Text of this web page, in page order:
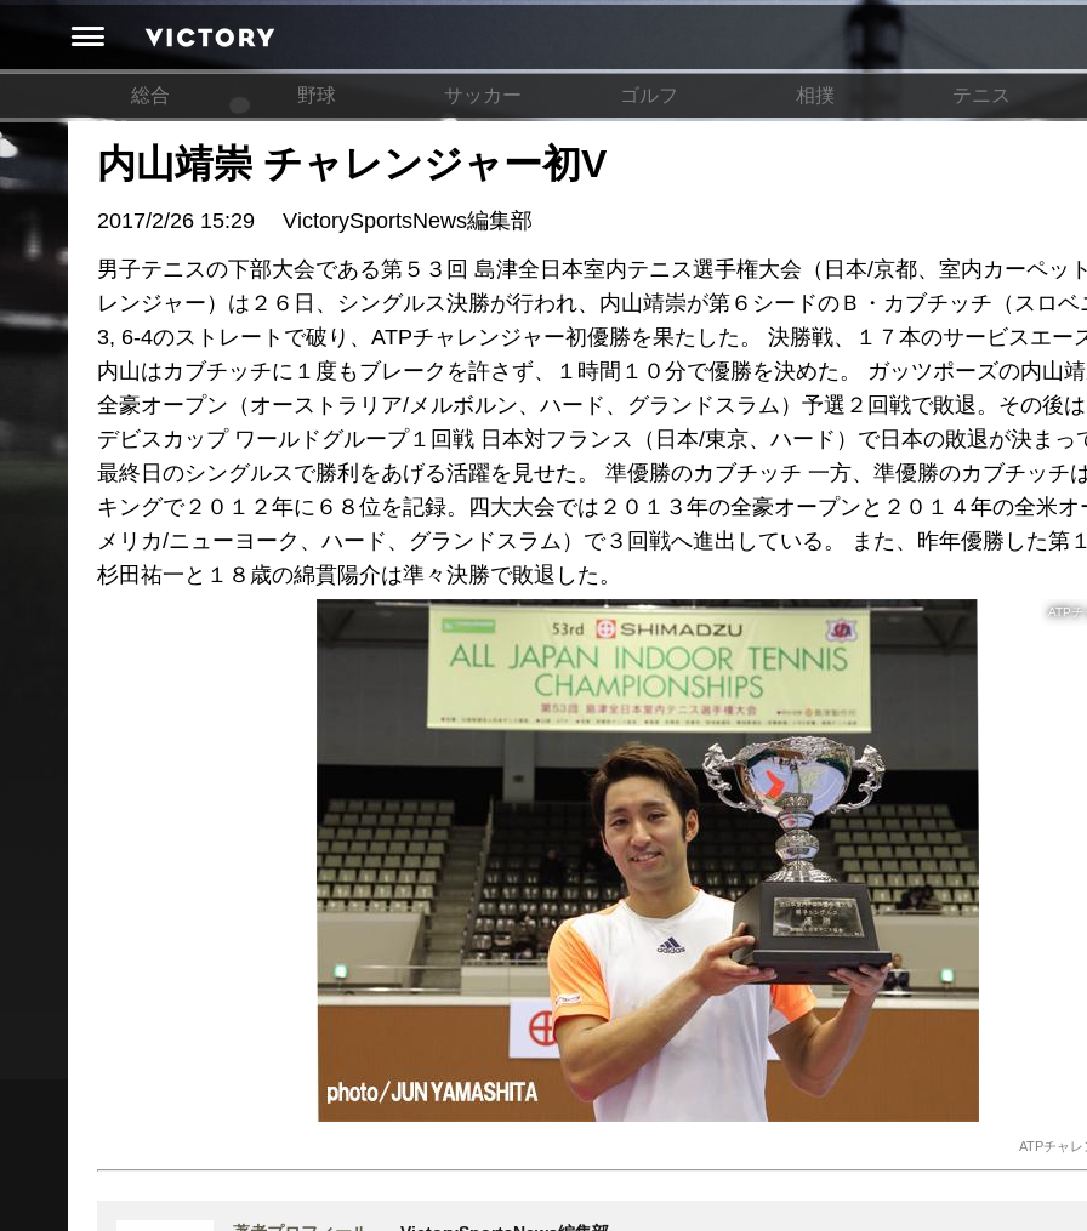
総合 野球 サッカー ゴルフ 相撲 テニス
内山靖崇 チャレンジャー初V
2017/2/26 15:29
VictorySportsNews編集部
男子テニスの下部大会である第５３回 島津全日本室内テニス選手権大会（日本/京都、室内カーペッ
レンジャー）は２６日、シングルス決勝が行われ、内山靖崇が第６シードのＢ・カブチッチ（スロベ
3, 6-4のストレートで破り、ATPチャレンジャー初優勝を果たした。 決勝戦、１７本のサービスエー
内山はカブチッチに１度もブレークを許さず、１時間１０分で優勝を決めた。 ガッツポーズの内山
全豪オープン（オーストラリア/メルボルン、ハード、グランドスラム）予選２回戦で敗退。その後
デビスカップ ワールドグループ１回戦 日本対フランス（日本/東京、ハード）で日本の敗退が決まっ
最終日のシングルスで勝利をあげる活躍を見せた。 準優勝のカブチッチ 一方、準優勝のカブチッチ
キングで２０１２年に６８位を記録。四大大会では２０１３年の全豪オープンと２０１４年の全米オ
メリカ/ニューヨーク、ハード、グランドスラム）で３回戦へ進出している。 また、昨年優勝した第
杉田祐一と１８歳の綿貫陽介は準々決勝で敗退した。
ATPチ
ATPチャ